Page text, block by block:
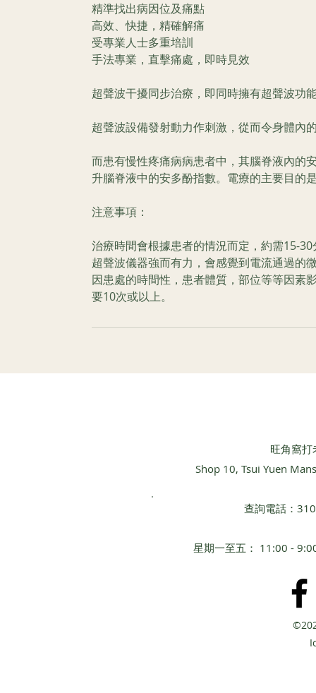
精準找出病因位及痛點​
高效、快捷，精確解痛
​受專業人士多重培訓
手法專業，直擊痛處，即時見效
超聲波干擾同步治療，即同時擁有超聲波功
超聲波設備發射動力作刺激，從而令身體內
而患有慢性疼痛病病患者中，其腦脊液內的
升腦脊液中的安多酚指數。電療的主要目的
注意事項：
治療時間會根據患者的情況而定，約需15-30
超聲波儀器強而有力，會感覺到電流通過的
因患處的時間性，患者體質，部位等等因素
要10次或以上。
旺角窩
Shop 10, Tsui Yuen
查詢電話：
星期一至五： 11:00 -